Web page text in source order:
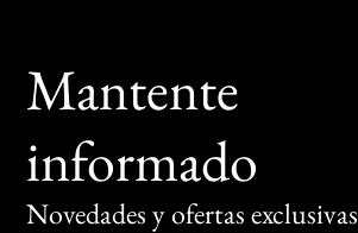
Mantente
informado
Novedades y ofertas exclusivas